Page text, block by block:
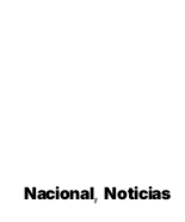
Nacional Noticias